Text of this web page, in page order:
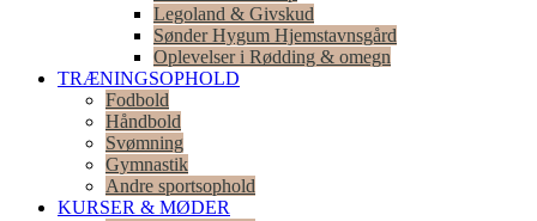
Legoland & Givskud
Sønder Hygum Hjemstavnsgård
Oplevelser i Rødding & omegn
TRÆNINGSOPHOLD
Fodbold
Håndbold
Svømning
Gymnastik
Andre sportsophold
KURSER & MØDER